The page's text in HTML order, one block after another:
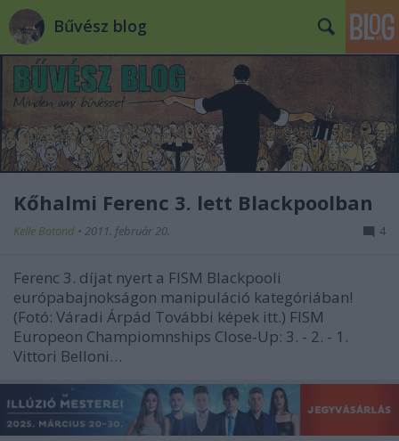
Bűvész blog
Kőhalmi Ferenc 3. lett Blackpoolban
Kelle Botond • 2011. február 20. 4
Ferenc 3. díjat nyert a FISM Blackpooli
európabajnokságon manipuláció kategóriában!
(Fotó: Váradi Árpád További képek itt.) FISM
Europeon Champiomnships Close-Up: 3. - 2. - 1.
Vittori Belloni…